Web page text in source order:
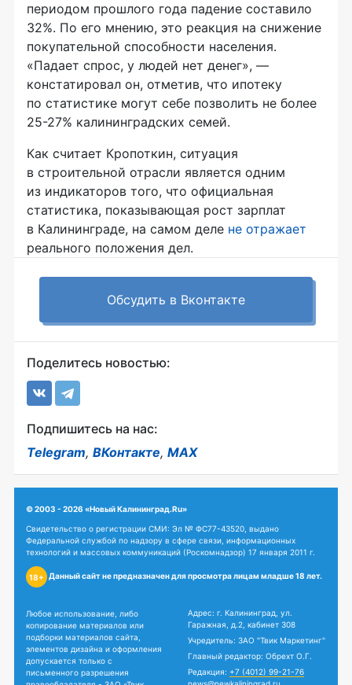
периодом прошлого года падение составило
32%. По его мнению, это реакция на снижение
покупательной способности населения.
«Падает спрос, у людей нет денег», —
констатировал он, отметив, что ипотеку
по статистике могут себе позволить не более
25-27% калининградских семей.
Как считает Кропоткин, ситуация
в строительной отрасли является одним
из индикаторов того, что официальная
статистика, показывающая рост зарплат
в Калининграде, на самом деле не отражает
реального положения дел.
Обсудить в Вконтакте
Поделитесь новостью:
Подпишитесь на нас:
Telegram, ВКонтакте, MAX
© 2003 - 2026 «Новый Калининград.Ru»
Свидетельство о регистрации СМИ: Эл № ФС77-43520, выдано
Федеральной службой по надзору в сфере связи, информационных
технологий и массовых коммуникаций (Роскомнадзор) 17 января 2011 г.
18+ Данный сайт не предназначен для просмотра лицам младше 18 лет.
Любое использование, либо
копирование материалов или
подборки материалов сайта,
элементов дизайна и оформления
допускается только с
письменного разрешения
Адрес: г. Калининград, ул.
Гаражная, д.2, кабинет 308
Учредитель: ЗАО "Твик Маркетинг"
Главный редактор: Обрехт О.Г.
Редакция: +7 (4012) 99-21-76